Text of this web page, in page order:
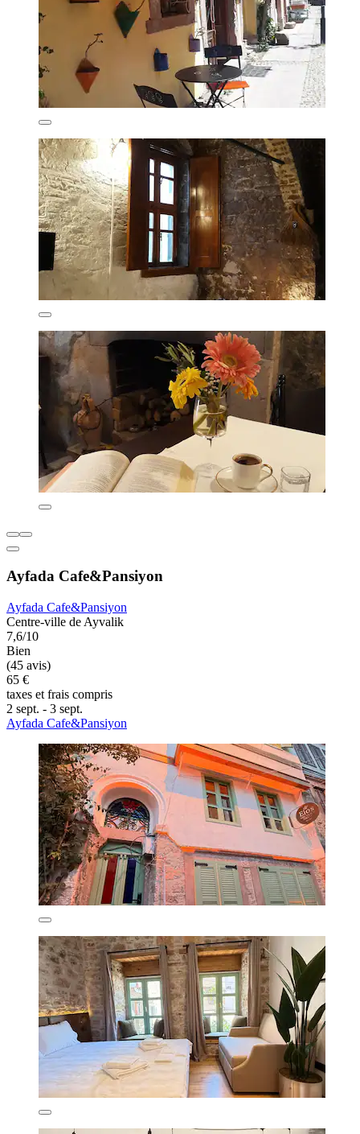
Ayfada Cafe&Pansiyon
Ayfada Cafe&Pansiyon
Centre-ville de Ayvalik
7,6/10
Bien
(45 avis)
65 €
taxes et frais compris
2 sept. - 3 sept.
Ayfada Cafe&Pansiyon